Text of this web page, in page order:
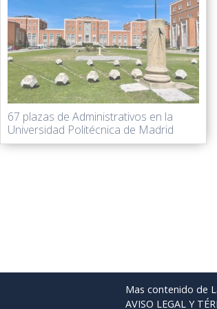
67 plazas de Administrativos en la
Universidad Politécnica de Madrid
Mas contenido de
AVISO LEGAL Y